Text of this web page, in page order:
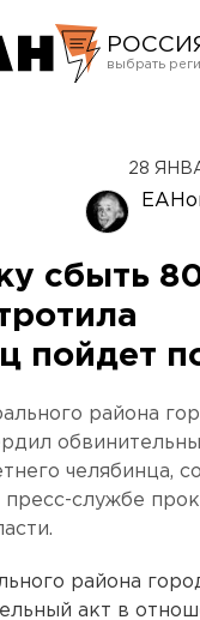
28
сбыть
пойдет
района
челябинца,
службе
района
акт в